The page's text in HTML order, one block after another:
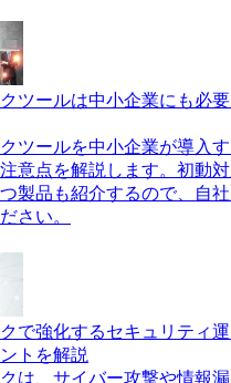
導入前に知っておきたい手
導入は、サイバー攻撃や
や再発防止につなげる重要
必要な企業条件から導入
用ポイントまでを時系列
クを無料で行う方法は？無
説
を無料で行う方法として、
料ツールの活用がありま